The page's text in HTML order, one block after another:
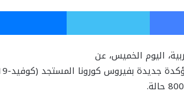
فيسبوك تويتر
اليوم الخميس، عن